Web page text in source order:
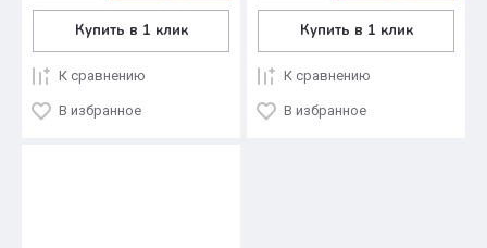
Купить в 1 клик
К сравнению
В избранное
Купить в 1 клик
К сравнению
В избранное